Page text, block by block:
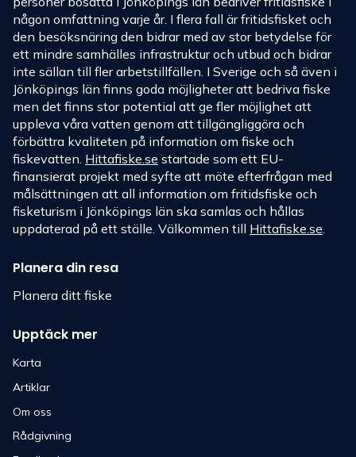
någon omfattning varje år. I flera fall är fritidsfisket och
den besöksnäring den bidrar med av stor betydelse för
ett mindre samhälles infrastruktur och utbud och bidrar
inte sällan till fler arbetstillfällen. I Sverige och så även i
Jönköpings län finns goda möjligheter att bedriva fiske
men det finns stor potential att ge fler möjlighet att
uppleva våra vatten genom att tillgängliggöra och
förbättra kvaliteten på information om fiske och
fiskevatten. Hittafiske.se startade som ett EU-
finansierat projekt med syfte att möte efterfrågan med
målsättningen att all information om fritidsfiske och
fisketurism i Jönköpings län ska samlas och hållas
uppdaterad på ett ställe. Välkommen till Hittafiske.se.
Planera din resa
Planera ditt fiske
Upptäck mer
Karta
Artiklar
Om oss
Rådgivning